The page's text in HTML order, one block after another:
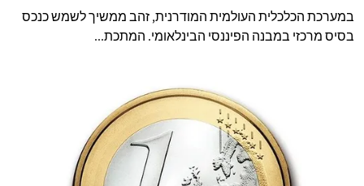
במערכת הכלכלית העולמית המודרנית, זהב ממשיך לשמש כנכס
בסיס מרכזי במבנה הפיננסי הבינלאומי. המתכת...